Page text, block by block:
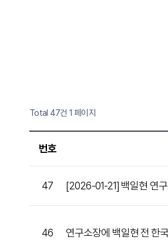
Total 47건 1 페이지
번호
47 [2026-01-21] 백일현 연
46 연구소장에 백일현 전 한